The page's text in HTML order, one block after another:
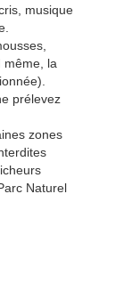
musique
la
prélevez
zones
Naturel